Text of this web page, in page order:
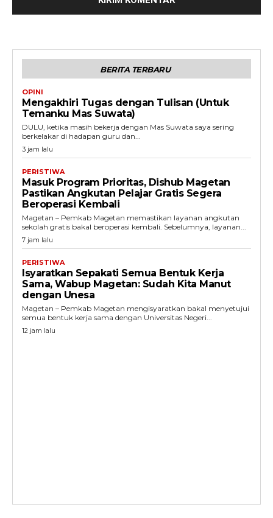
BERITA TERBARU
OPINI
Mengakhiri Tugas dengan Tulisan (Untuk
Temanku Mas Suwata)
DULU, ketika masih bekerja dengan Mas Suwata saya sering
berkelakar di hadapan guru dan...
3 jam lalu
PERISTIWA
Masuk Program Prioritas, Dishub Magetan
Pastikan Angkutan Pelajar Gratis Segera
Beroperasi Kembali
Magetan – Pemkab Magetan memastikan layanan angkutan
sekolah gratis bakal beroperasi kembali. Sebelumnya, layanan...
7 jam lalu
PERISTIWA
Isyaratkan Sepakati Semua Bentuk Kerja
Sama, Wabup Magetan: Sudah Kita Manut
dengan Unesa
Magetan – Pemkab Magetan mengisyaratkan bakal menyetujui
semua bentuk kerja sama dengan Universitas Negeri...
12 jam lalu